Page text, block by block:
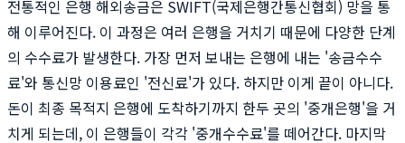
전통적인 은행 해외송금은 SWIFT(국제은행간통신협회) 망을 통
해 이루어진다. 이 과정은 여러 은행을 거치기 때문에 다양한 단계
의 수수료가 발생한다. 가장 먼저 보내는 은행에 내는 '송금수수
료'와 통신망 이용료인 '전신료'가 있다. 하지만 이게 끝이 아니다.
돈이 최종 목적지 은행에 도착하기까지 한두 곳의 '중개은행'을 거
치게 되는데, 이 은행들이 각각 '중개수수료'를 떼어간다. 마지막